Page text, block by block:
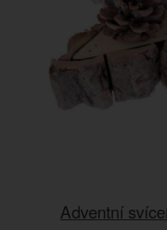
Adventní